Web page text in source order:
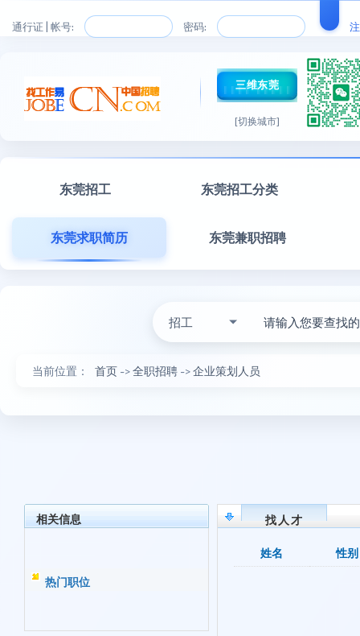
通行证 | 帐号: 密码:
三维东莞
[切换城市]
东莞招工 东莞招工分类
东莞求职简历 东莞兼职招聘
招工
当前位置： 首页 ->全职招聘 ->企业策划人员
相关信息
热门职位
找人才
姓名 性别